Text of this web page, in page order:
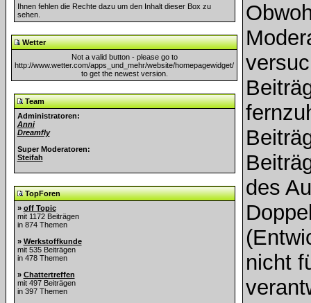
Ihnen fehlen die Rechte dazu um den Inhalt dieser Box zu
sehen.
Wetter
Not a valid button - please go to
http://www.wetter.com/apps_und_mehr/website/homepagewidget/
to get the newest version.
Team
Administratoren:
Anni
Dreamfly
Super Moderatoren:
Steifah
TopForen
» off Topic
mit 1172 Beiträgen
in 874 Themen
» Werkstoffkunde
mit 535 Beiträgen
in 478 Themen
» Chattertreffen
mit 497 Beiträgen
in 397 Themen
des
nicht